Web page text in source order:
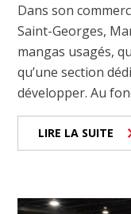
Dans son
Saint-Georges,
mangas usagés,
qu’une section
développer. Au
LIRE LA SUITE